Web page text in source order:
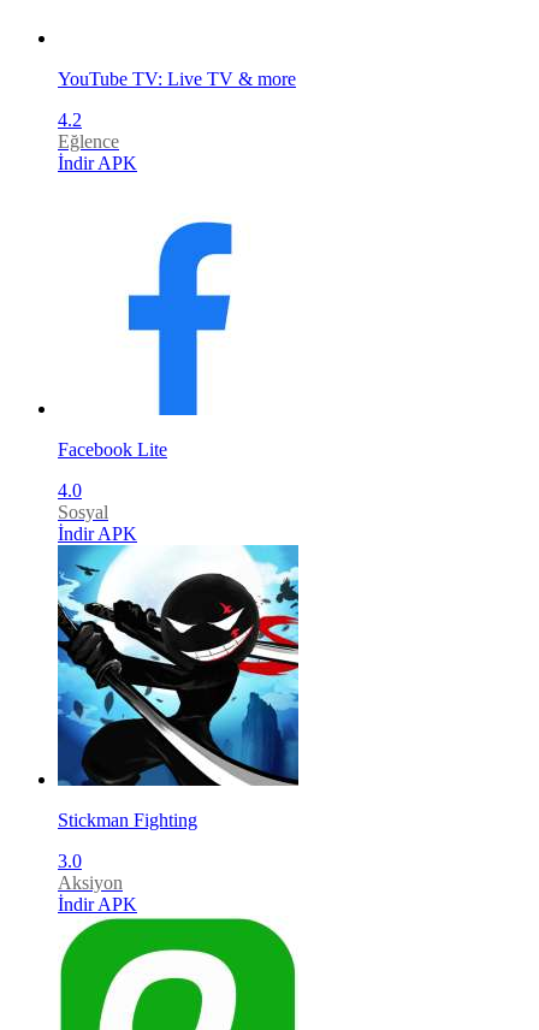
YouTube TV: Live TV & more
4.2
Eğlence
İndir APK
Facebook Lite
4.0
Sosyal
İndir APK
Stickman Fighting
3.0
Aksiyon
İndir APK